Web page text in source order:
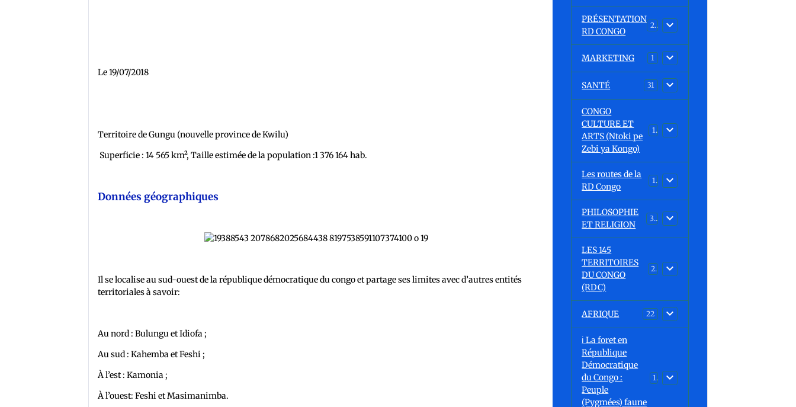
Le 19/07/2018
Territoire de Gungu (nouvelle province de Kwilu)
Superficie : 14 565 km², Taille estimée de la population :1 376 164 hab.
Données géographiques
Il se localise au sud-ouest de la république démocratique du congo et partage ses limites avec d’autres entités
territoriales à savoir:
Au nord : Bulungu et Idiofa ;
Au sud : Kahemba et Feshi ;
À l’est : Kamonia ;
À l’ouest: Feshi et Masimanimba.
PRÉSENTATION
RD CONGO
23
MARKETING 1
SANTÉ 31
CONGO
CULTURE ET
ARTS (Ntoki pe
Zebi ya Kongo)
15
Les routes de la
RD Congo
1
PHILOSOPHIE
ET RELIGION
32
LES 145
TERRITOIRES
DU CONGO
(RDC)
23
AFRIQUE 22
ℹ️ La foret en
République
Démocratique
du Congo :
Peuple
(Pygmées) faune
15